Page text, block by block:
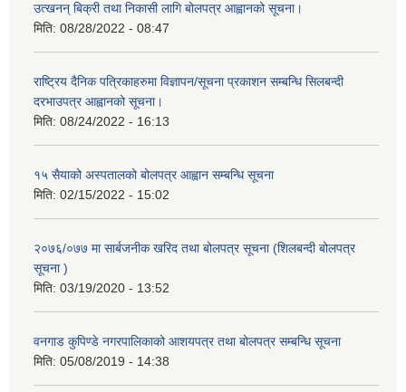
उत्खनन् बिक्री तथा निकासी लागि बोलपत्र आह्वानको सूचना।
मिति: 08/28/2022 - 08:47
राष्ट्रिय दैनिक पत्रिकाहरुमा विज्ञापन/सूचना प्रकाशन सम्बन्धि सिलबन्दी
दरभाउपत्र आह्वानको सूचना।
मिति: 08/24/2022 - 16:13
१५ सैयाको अस्पतालको बोलपत्र आह्वान सम्बन्धि सूचना
मिति: 02/15/2022 - 15:02
२०७६/०७७ मा सार्बजनीक खरिद तथा बोलपत्र सूचना (शिलबन्दी बोलपत्र
सूचना )
मिति: 03/19/2020 - 13:52
वनगाड कुपिण्डे नगरपालिकाको आशयपत्र तथा बोलपत्र सम्बन्धि सूचना
मिति: 05/08/2019 - 14:38